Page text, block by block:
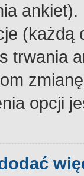
trwania
opcji